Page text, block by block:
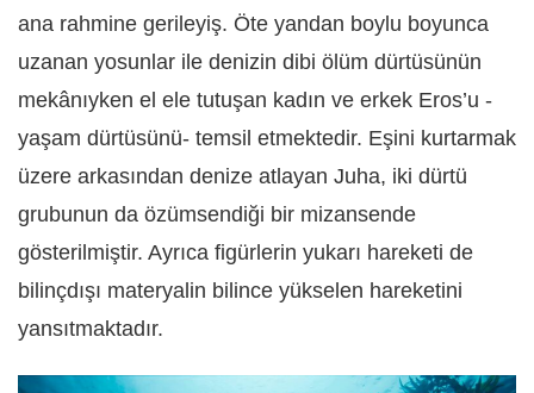
ana rahmine gerileyiş. Öte yandan boylu boyunca
uzanan yosunlar ile denizin dibi ölüm dürtüsünün
mekânıyken el ele tutuşan kadın ve erkek Eros’u -
yaşam dürtüsünü- temsil etmektedir. Eşini kurtarmak
üzere arkasından denize atlayan Juha, iki dürtü
grubunun da özümsendiği bir mizansende
gösterilmiştir. Ayrıca figürlerin yukarı hareketi de
bilinçdışı materyalin bilince yükselen hareketini
yansıtmaktadır.